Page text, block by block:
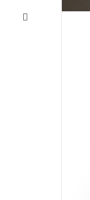
Atención